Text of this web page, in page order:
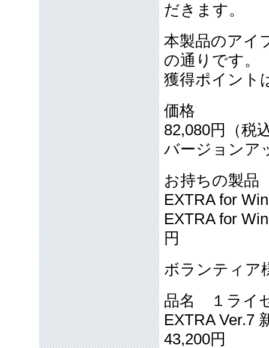
だきます。
本製品のアイ
の通りです。
獲得ポイント
価格
82,080円（税
バージョンア
お持ちの製
EXTRA for
EXTRA for
円
ボランティア
品名 １ライ
EXTRA Ver.7
43,200円